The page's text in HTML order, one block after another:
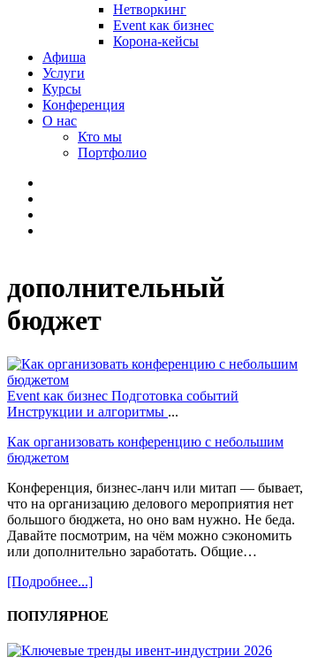
Нетворкинг
Event как бизнес
Корона-кейсы
Афиша
Услуги
Курсы
Конференция
О нас
Кто мы
Портфолио
дополнительный
бюджет
Event как бизнес Подготовка событий
Инструкции и алгоритмы ...
Как организовать конференцию с небольшим
бюджетом
Конференция, бизнес-ланч или митап — бывает,
что на организацию делового мероприятия нет
большого бюджета, но оно вам нужно. Не беда.
Давайте посмотрим, на чём можно сэкономить
или дополнительно заработать. Общие…
[Подробнее...]
ПОПУЛЯРНОЕ